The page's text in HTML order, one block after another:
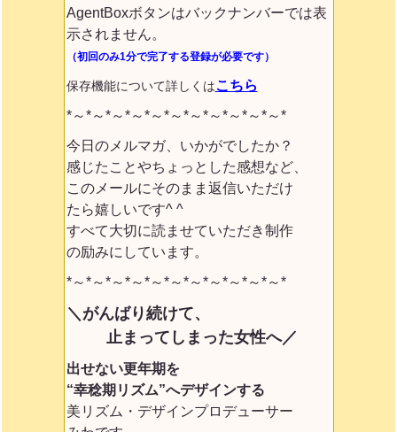
AgentBoxボタンはバックナンバーでは表
示されません。
（初回のみ1分で完了する登録が必要です）
保存機能について詳しくはこちら
*～*～*～*～*～*～*～*～*～*～*～*
今日のメルマガ、いかがでしたか？
感じたことやちょっとした感想など、
このメールにそのまま返信いただけ
たら嬉しいです^ ^
すべて大切に読ませていただき制作
の励みにしています。
*～*～*～*～*～*～*～*～*～*～*～*
＼がんばり続けて、
止まってしまった女性へ／
出せない更年期を
“幸稔期リズム”へデザインする
美リズム・デザインプロデューサー